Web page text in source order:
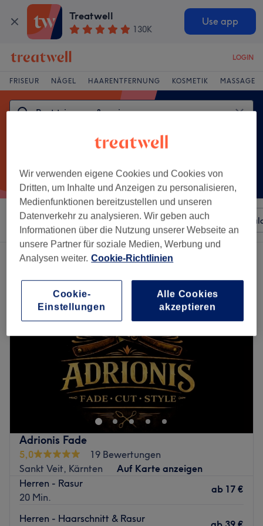
Treatwell
130K
Use app
LOGIN
FRISEUR NÄGEL HAARENTFERNUNG KOSMETIK MASSAGE
Sortieren nach Beliebiger Preis Besonderheiten
Ein Salon, der anbietet: bart trimmen & rasieren in Sankt Veit, Kärnten
Adrionis Fade
5,0
19 Bewertungen
Sankt Veit, Kärnten
Auf Karte anzeigen
Herren - Rasur
20 Min.
ab 17 €
Herren - Haarschnitt & Rasur
Wir verwenden eigene Cookies und Cookies von
Dritten, um Inhalte und Anzeigen zu personalisieren,
Medienfunktionen bereitzustellen und unseren
Datenverkehr zu analysieren. Wir geben auch
Informationen über die Nutzung unserer Webseite an
unsere Partner für soziale Medien, Werbung und
Analysen weiter. Cookie-Richtlinien
Alle Cookies
akzeptieren
Cookie-
Einstellungen